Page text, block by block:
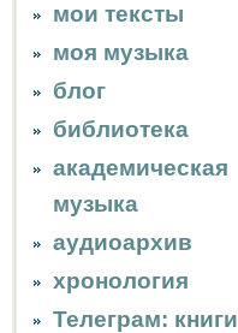
мои тексты
моя музыка
блог
библиотека
академическая
музыка
аудиоархив
хронология
Телеграм: книги